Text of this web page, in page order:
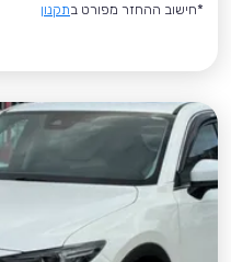
*חישוב ההחזר מפורט בתקנון